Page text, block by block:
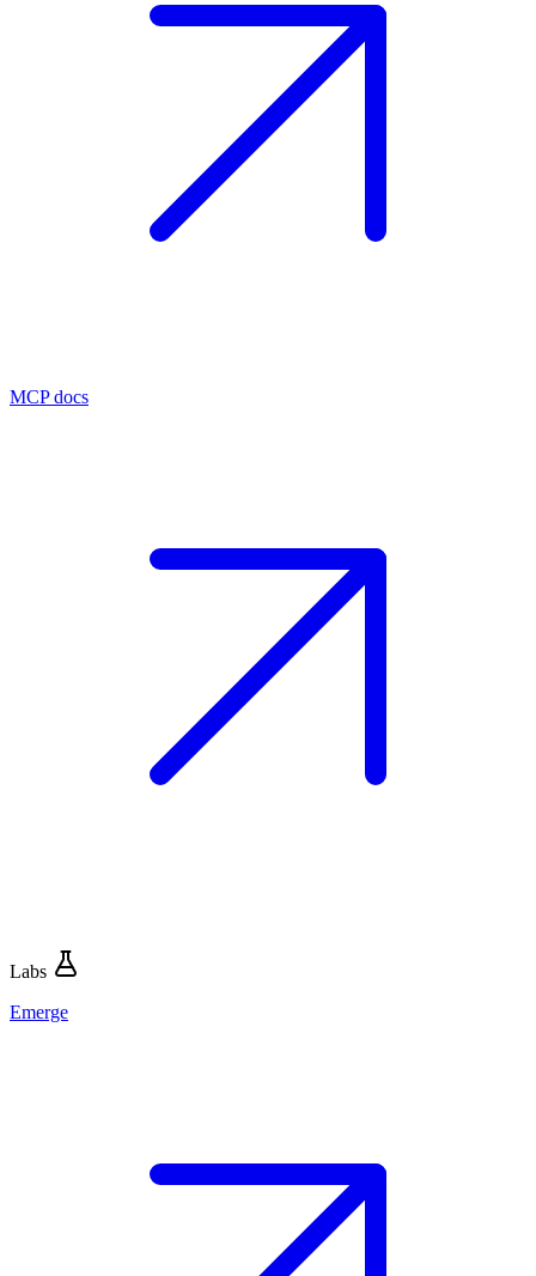
MCP docs
Labs
Emerge